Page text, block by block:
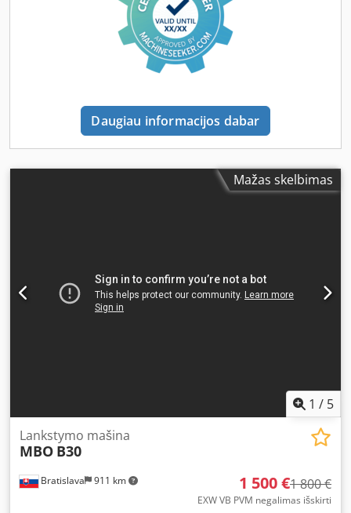
pasukama valdymo panelė, esanti skersinio sulankstymo
bloke - surinktuvas MBO SBAP 46 ME – pagamintas 2015 m.
- kompresorius - įrankiai, techninė dokumentacija -
aparatas yra puikios būklės ir veikia be priekaištų. Kaina:
pagal užklausą Pristatymo terminas: nedelsiant! Maloniai
Daugiau informacijos dabar
Mažas skelbimas
1 / 5
Bratislava 911 km
Lankstymo mašina
MBO B30
1 500 €1 800 €
EXW VB PVM negalimas išskirti